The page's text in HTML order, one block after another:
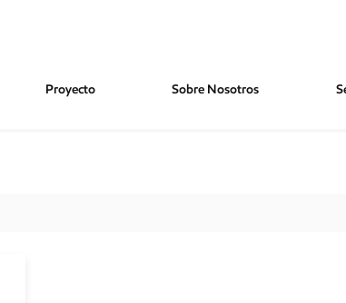
Proyecto Sobre Nosotros